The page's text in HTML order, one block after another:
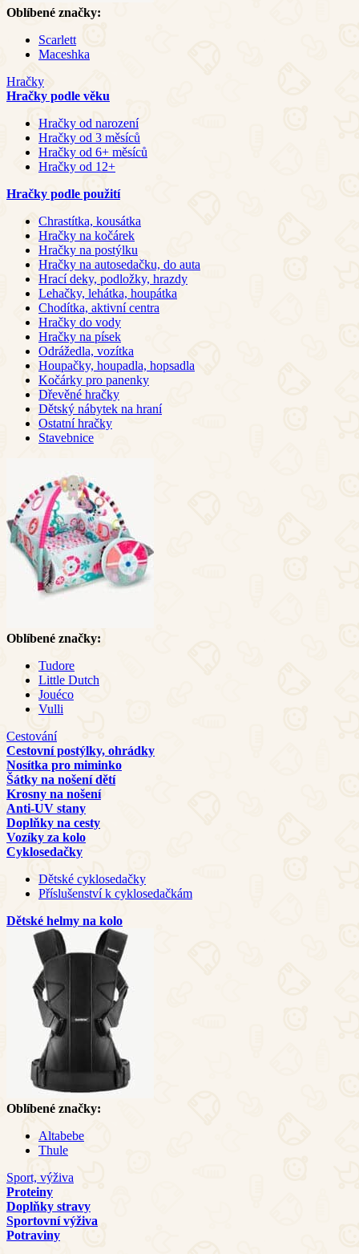
Oblíbené značky:
Scarlett
Maceshka
Hračky
Hračky podle věku
Hračky od narození
Hračky od 3 měsíců
Hračky od 6+ měsíců
Hračky od 12+
Hračky podle použití
Chrastítka, kousátka
Hračky na kočárek
Hračky na postýlku
Hračky na autosedačku, do auta
Hrací deky, podložky, hrazdy
Lehačky, lehátka, houpátka
Chodítka, aktivní centra
Hračky do vody
Hračky na písek
Odrážedla, vozítka
Houpačky, houpadla, hopsadla
Kočárky pro panenky
Dřevěné hračky
Dětský nábytek na hraní
Ostatní hračky
Stavebnice
Oblíbené značky:
Tudore
Little Dutch
Jouéco
Vulli
Cestování
Cestovní postýlky, ohrádky
Nosítka pro miminko
Šátky na nošení dětí
Krosny na nošení
Anti-UV stany
Doplňky na cesty
Vozíky za kolo
Cyklosedačky
Dětské cyklosedačky
Příslušenství k cyklosedačkám
Dětské helmy na kolo
Oblíbené značky:
Altabebe
Thule
Sport, výživa
Proteiny
Doplňky stravy
Sportovní výživa
Potraviny